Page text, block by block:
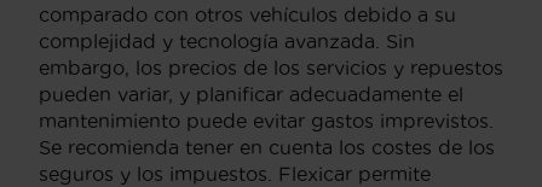
comparado con otros vehículos debido a su
complejidad y tecnología avanzada. Sin
embargo, los precios de los servicios y repuestos
pueden variar, y planificar adecuadamente el
mantenimiento puede evitar gastos imprevistos.
Se recomienda tener en cuenta los costes de los
seguros y los impuestos. Flexicar permite